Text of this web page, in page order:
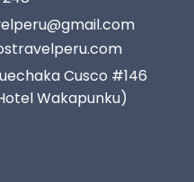
Cusco #146
Wakapunku)